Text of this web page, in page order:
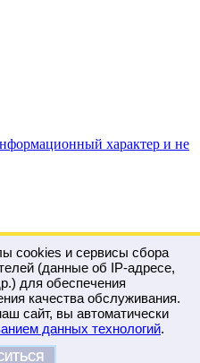
характер и не
cookies и сервисы сбора
(данные об IP-адресе,
для обеспечения
качества обслуживания.
сайт, вы автоматически
данных технологий.